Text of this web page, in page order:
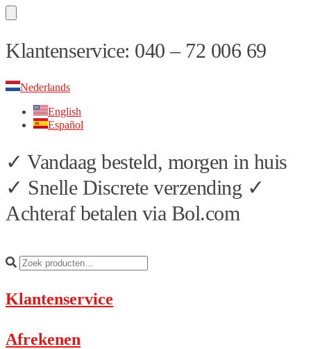
Skip
to
Skip
to
Klantenservice: 040 – 72 006 69
Nederlands
English
Español
✓ Vandaag besteld, morgen in huis
✓ Snelle Discrete verzending ✓
Achteraf betalen via Bol.com
Klantenservice
Afrekenen